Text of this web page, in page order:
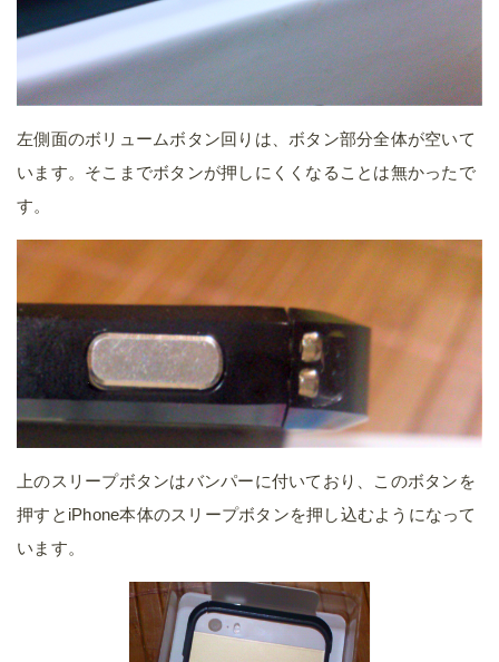
左側面のボリュームボタン回りは、ボタン部分全体が空いて
います。そこまでボタンが押しにくくなることは無かったで
す。
上のスリープボタンはバンパーに付いており、このボタンを
押すとiPhone本体のスリープボタンを押し込むようになって
います。